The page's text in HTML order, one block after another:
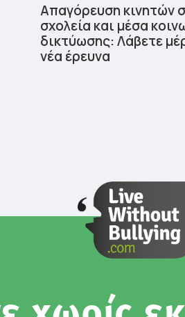
Απαγόρευση κινητών
σχολεία και μέσα
δικτύωσης: Λάβετε
νέα έρευνα